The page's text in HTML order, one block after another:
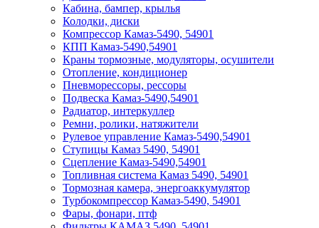
Кабина, бампер, крылья
Колодки, диски
Компрессор Камаз-5490, 54901
КПП Камаз-5490,54901
Краны тормозные, модуляторы, осушители
Отопление, кондиционер
Пневморессоры, рессоры
Подвеска Камаз-5490,54901
Радиатор, интеркуллер
Ремни, ролики, натяжители
Рулевое управление Камаз-5490,54901
Ступицы Камаз 5490, 54901
Сцепление Камаз-5490,54901
Топливная система Камаз 5490, 54901
Тормозная камера, энергоаккумулятор
Турбокомпрессор Камаз-5490, 54901
Фары, фонари, птф